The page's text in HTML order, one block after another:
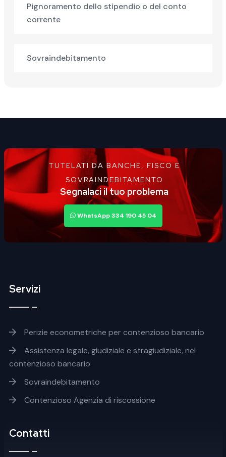
Pignoramento dello stipendio o del conto
corrente
Sovraindebitamento
TUTELATI DA BANCHE, FISCO E
SOVRAINDEBITAMENTO
Segnalaci il tuo problema
WhatsApp 334 190 45 04
Servizi
Footer servizi
Perizie econometriche per contenzioso bancario
Assistenza legale, giudiziale e stragiudiziale, nel
contenzioso bancario
Sovraindebitamento
Contenzioso Agenzia di riscossione
Contatti